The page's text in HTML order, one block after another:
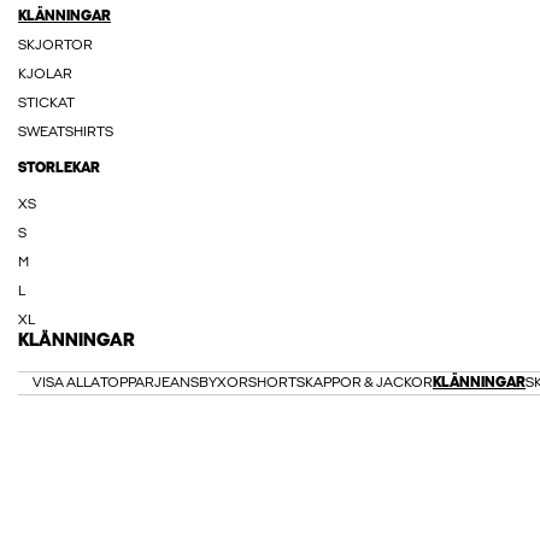
KLÄNNINGAR
SKJORTOR
KJOLAR
STICKAT
SWEATSHIRTS
STORLEKAR
XS
S
M
L
XL
KLÄNNINGAR
VISA ALLATOPPARJEANSBYXORSHORTSKAPPOR & JACKOR KLÄNNINGAR